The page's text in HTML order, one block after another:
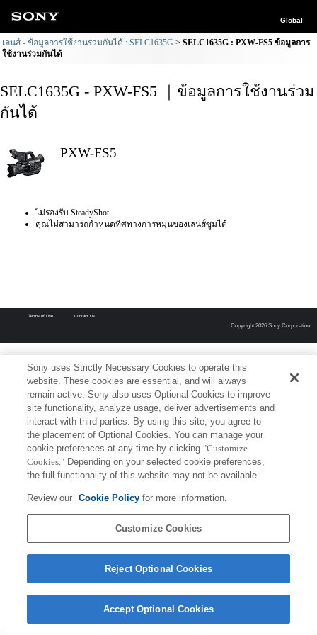
Global
เลนส์ - ข้อมูลการใช้งานร่วมกันได้ : SELC1635G
SELC1635G : PXW-FS5 ข้อมูลการ
ใช้งานร่วมกันได้
SELC1635G - PXW-FS5 ｜ข้อมูลการใช้งานร่วม
กันได้
PXW-FS5
ไม่รองรับ SteadyShot
คุณไม่สามารถกำหนดทิศทางการหมุนของเลนส์ซูมได้
Terms of Use Contact Us
Copyright 2026 Sony Corporation
Sony uses Strictly Necessary Cookies to operate this
website. These cookies are essential, and will always
remain active. Sony also uses Optional Cookies to improve
site functionality, analyze usage, deliver advertisements and
interact with third parties. By using this site, you agree to
the placement of Optional Cookies. You can manage your
cookie preferences at any time by clicking "Customize
Cookies." Depending on your selected cookie preferences,
the full functionality of this website may not be available.
Review our Cookie Policyfor more information.
Customize Cookies
Reject Optional Cookies
Accept Optional Cookies